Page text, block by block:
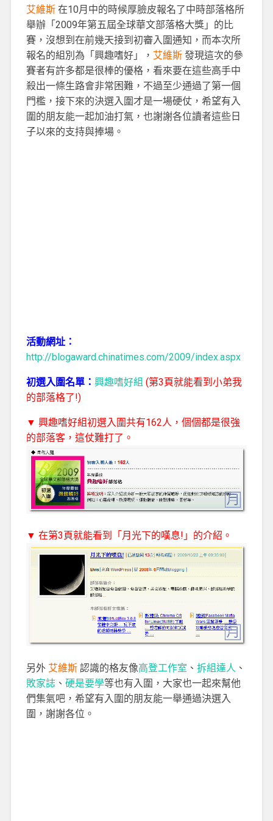
艾維斯在10月中的時候厚臉皮報名了中時部落格所
舉辦「2009年第五屆全球華文部落格大獎」的比
賽，沒想到在前幾天接到初審入圍通知，而本次所
報名的組別為「興趣嗜好」， 艾維斯發現這次的參
賽者有許多都是很棒的優格，看來要在這些高手中
殺出一條生路會非常困難，不過至少通過了第一個
門檻，接下來的決選入圍才是一場硬仗，希望有入
圍的朋友能一起加油打氣，也謝謝各位讀者這些日
子以來的支持與捧場。
活動網址：
http://blogaward.chinatimes.com/2009/index.aspx
初選入圍名單： 興趣嗜好組 (第3頁就能看到小弟我
的部落格了!)
▼ 興趣嗜好組初選入圍共有162人，個個都是很強
的部落客，這仗難打了。
▼ 在第3頁就能看到「月光下的嘆息!」的介紹。
另外 艾維斯認識的格友像高登工作室 、 拆組達人 、
敗家誌、 硬是要學等也有入圍，大家也一起來幫他
們集氣吧，希望有入圍的朋友能一舉通過決選入
圍，謝謝各位。